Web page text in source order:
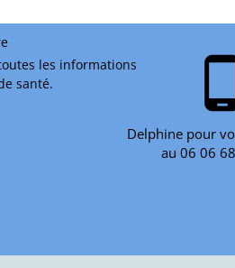
phone_android
Delphine pour
au 06 06
les informations
santé.